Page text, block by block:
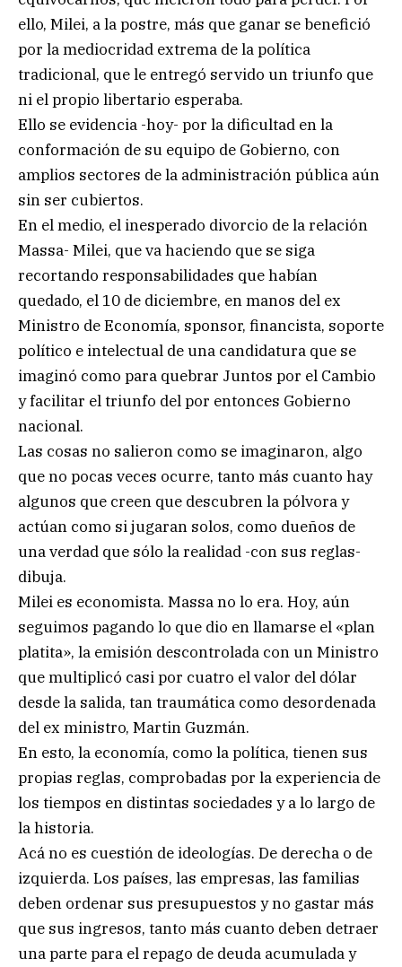
ello, Milei, a la postre, más que ganar se benefició
por la mediocridad extrema de la política
tradicional, que le entregó servido un triunfo que
ni el propio libertario esperaba.
Ello se evidencia -hoy- por la dificultad en la
conformación de su equipo de Gobierno, con
amplios sectores de la administración pública aún
sin ser cubiertos.
En el medio, el inesperado divorcio de la relación
Massa- Milei, que va haciendo que se siga
recortando responsabilidades que habían
quedado, el 10 de diciembre, en manos del ex
Ministro de Economía, sponsor, financista, soporte
político e intelectual de una candidatura que se
imaginó como para quebrar Juntos por el Cambio
y facilitar el triunfo del por entonces Gobierno
nacional.
Las cosas no salieron como se imaginaron, algo
que no pocas veces ocurre, tanto más cuanto hay
algunos que creen que descubren la pólvora y
actúan como si jugaran solos, como dueños de
una verdad que sólo la realidad -con sus reglas-
dibuja.
Milei es economista. Massa no lo era. Hoy, aún
seguimos pagando lo que dio en llamarse el «plan
platita», la emisión descontrolada con un Ministro
que multiplicó casi por cuatro el valor del dólar
desde la salida, tan traumática como desordenada
del ex ministro, Martin Guzmán.
En esto, la economía, como la política, tienen sus
propias reglas, comprobadas por la experiencia de
los tiempos en distintas sociedades y a lo largo de
la historia.
Acá no es cuestión de ideologías. De derecha o de
izquierda. Los países, las empresas, las familias
deben ordenar sus presupuestos y no gastar más
que sus ingresos, tanto más cuanto deben detraer
una parte para el repago de deuda acumulada y